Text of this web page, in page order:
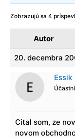
Zobrazujú sa 4
Autor
20. decembra
Essik
Cital som, ze
novom